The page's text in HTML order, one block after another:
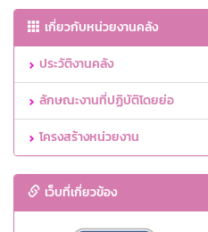
เกี่ยวกับหน่วยงานคลัง
ประวัติงานคลัง
ลักษณะงานที่ปฏิบัติโดยย่อ
โครงสร้างหน่วยงาน
เว็บที่เกี่ยวข้อง